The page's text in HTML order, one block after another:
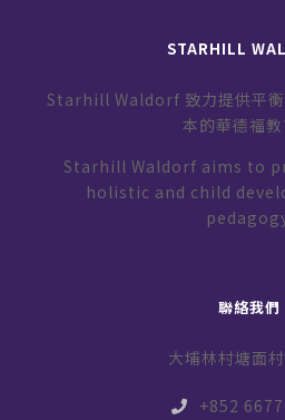
STARHILL
Starhill Waldorf 致力提供平衡
本的華德福教
Starhill Waldorf aims to
holistic and child
聯絡我們
大埔林村塘面
+852